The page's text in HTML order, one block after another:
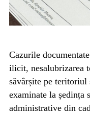
Cazurile
ilicit, nesalubrizarea
săvârșite pe
examinate la ședința
administrative din